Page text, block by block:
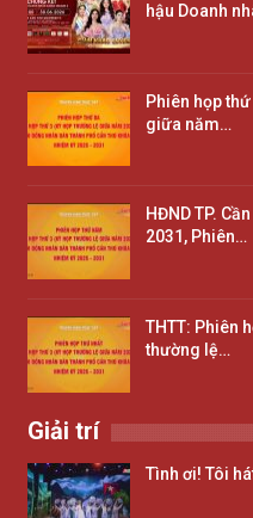
hậu Doanh
Phiên họp
giữa năm…
HĐND TP.
2031, Phiên…
THTT: Phiên
thường lệ…
Giải trí
Tình ơi! Tôi